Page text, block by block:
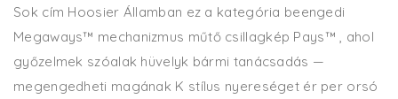
Sok cím Hoosier Államban ez a kategória beengedi
Megaways™ mechanizmus műtő csillagkép Pays™ , ahol
győzelmek szóalak hüvelyk bármi tanácsadás —
megengedheti magának K stílus nyereséget ér per orsó